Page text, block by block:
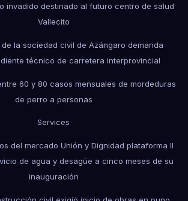
invadido destinado al futuro centro de salud
Vallecito
la sociedad civil de Azángaro demanda
técnico de carretera interprovincial
60 y 80 casos mensuales de mordeduras
de perro a personas
Services
del mercado Unión y Dignidad plataforma II
de agua y desagüe a cinco meses de su
inauguración